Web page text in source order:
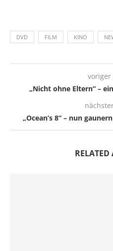
DVD FILM KINO
voriger
„Nicht ohne Eltern“ –
„Ocean’s 8“ – nun
RELATED